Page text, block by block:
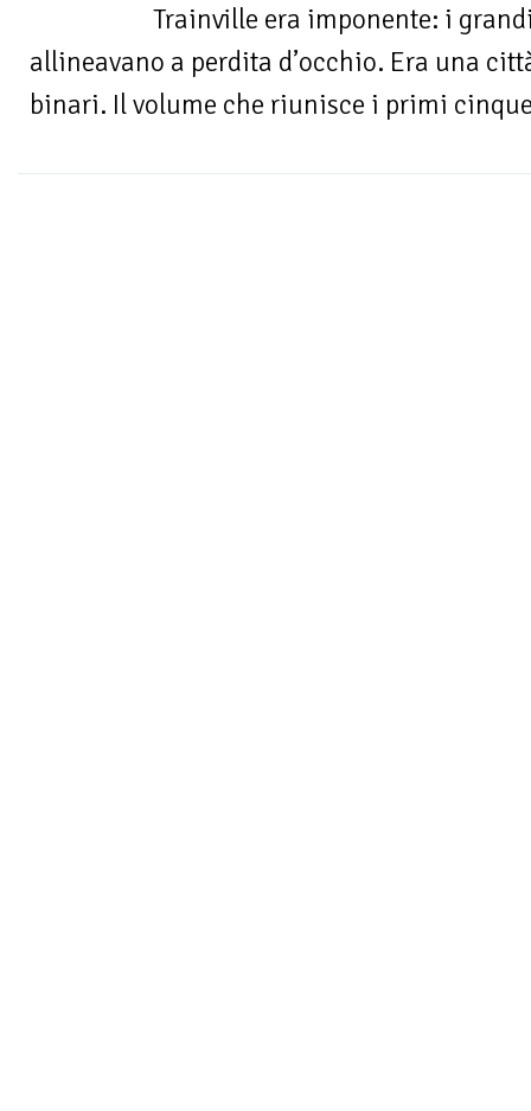
Trainville era imponente: i
allineavano a perdita d’occhio. Era una
binari. Il volume che riunisce i primi